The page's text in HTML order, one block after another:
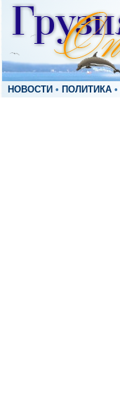
НОВОСТИ • ПОЛИТИКА •